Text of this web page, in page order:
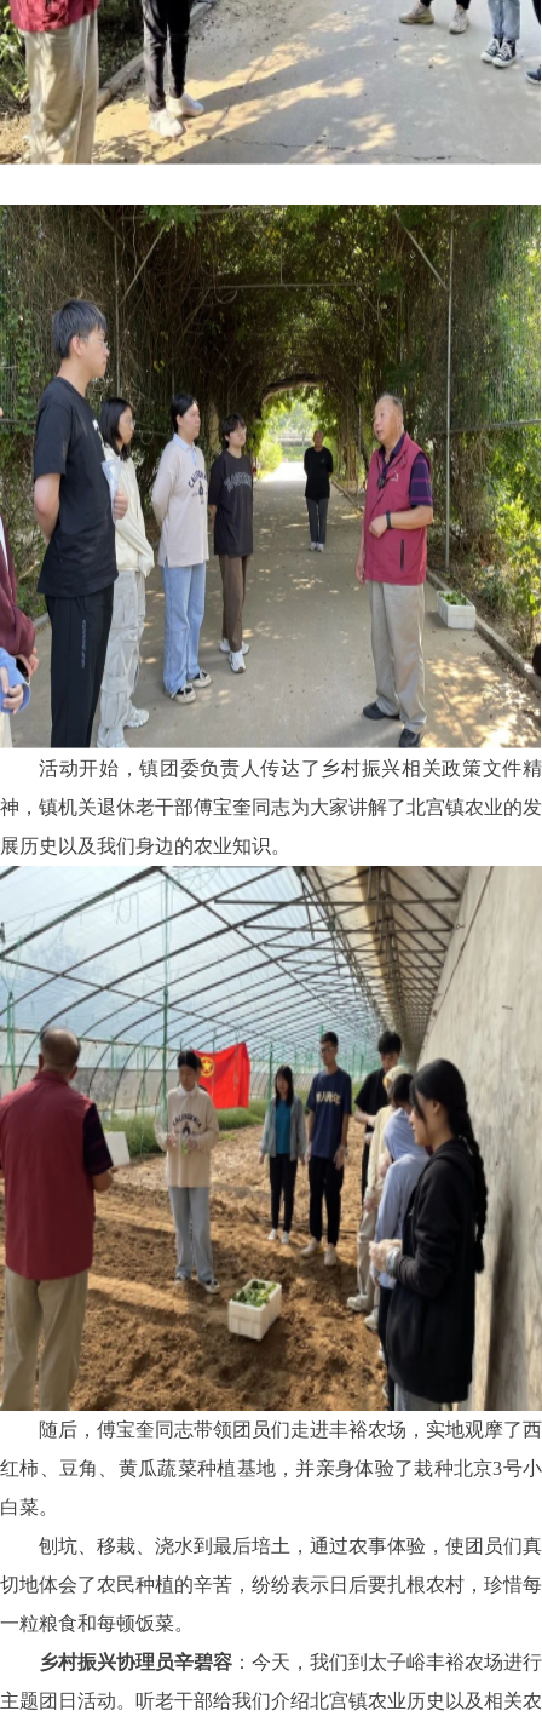
活动开始，镇团委负责人传达了乡村振兴相关政策文件精
神，镇机关退休老干部傅宝奎同志为大家讲解了北宫镇农业的发
展历史以及我们身边的农业知识。
随后，傅宝奎同志带领团员们走进丰裕农场，实地观摩了西
红柿、豆角、黄瓜蔬菜种植基地，并亲身体验了栽种北京3号小
白菜。
刨坑、移栽、浇水到最后培土，通过农事体验，使团员们真
切地体会了农民种植的辛苦，纷纷表示日后要扎根农村，珍惜每
一粒粮食和每顿饭菜。
乡村振兴协理员辛碧容 ： 今天，我们到太子峪丰裕农场进行
主题团日活动。听老干部给我们介绍北宫镇农业历史以及相关农